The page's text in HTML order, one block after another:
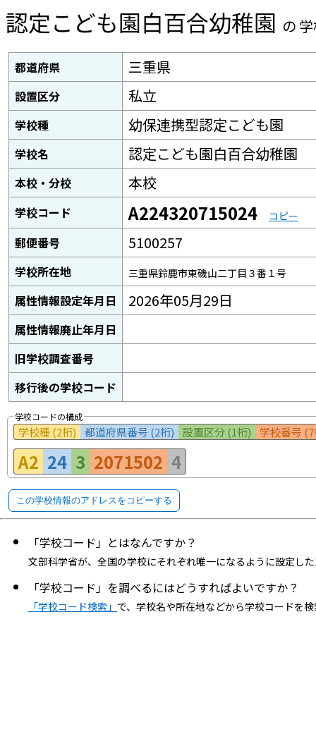
認定こども園白百合幼稚園 の
都道府県 三重県
設置区分 私立
学校種 幼保連携型認定こども園
学校名 認定こども園白百合幼稚園
本校・分校 本校
学校コード A224320715024 コピー
郵便番号 5100257
学校所在地 三重県鈴鹿市東磯山二丁目３番１号
属性情報設定年月日 2026年05月29日
属性情報廃止年月日
旧学校調査番号
移行後の学校コード
学校コードの構成
学校種 (2桁) 都道府県番号 (2桁) 設置区分 (1桁) 学校番号
A2 24 3 2071502 4
この学校情報のアドレスをコピーする
「学校コード」とはなんですか？
文部科学省が、全国の学校にそれぞれ唯一になるように設定し
「学校コード」を調べるにはどうすればよいですか？
「学校コード検索」 で、学校名や所在地などから学校コードを